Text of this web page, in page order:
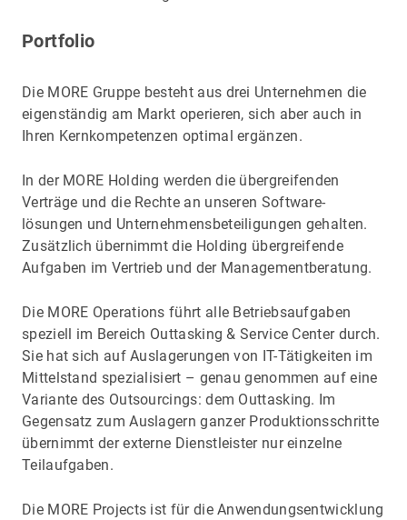
Portfolio
Die MORE Gruppe besteht aus drei Unternehmen die
eigenständig am Markt operieren, sich aber auch in
Ihren Kernkompetenzen optimal ergänzen.
In der MORE Holding werden die übergreifenden
Verträge und die Rechte an unseren Software-
lösungen und Unternehmensbeteiligungen gehalten.
Zusätzlich übernimmt die Holding übergreifende
Aufgaben im Vertrieb und der Managementberatung.
Die MORE Operations führt alle Betriebsaufgaben
speziell im Bereich Outtasking & Service Center durch.
Sie hat sich auf Auslagerungen von IT-Tätigkeiten im
Mittelstand spezialisiert – genau genommen auf eine
Variante des Outsourcings: dem Outtasking. Im
Gegensatz zum Auslagern ganzer Produktionsschritte
übernimmt der externe Dienstleister nur einzelne
Teilaufgaben.
Die MORE Projects ist für die Anwendungsentwicklung